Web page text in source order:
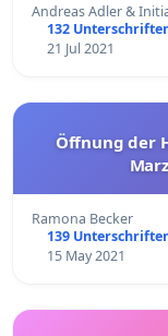
Andreas Adler &
132
21 Jul 2021
Öffnung der
Ramona Becker
139
15 May 2021